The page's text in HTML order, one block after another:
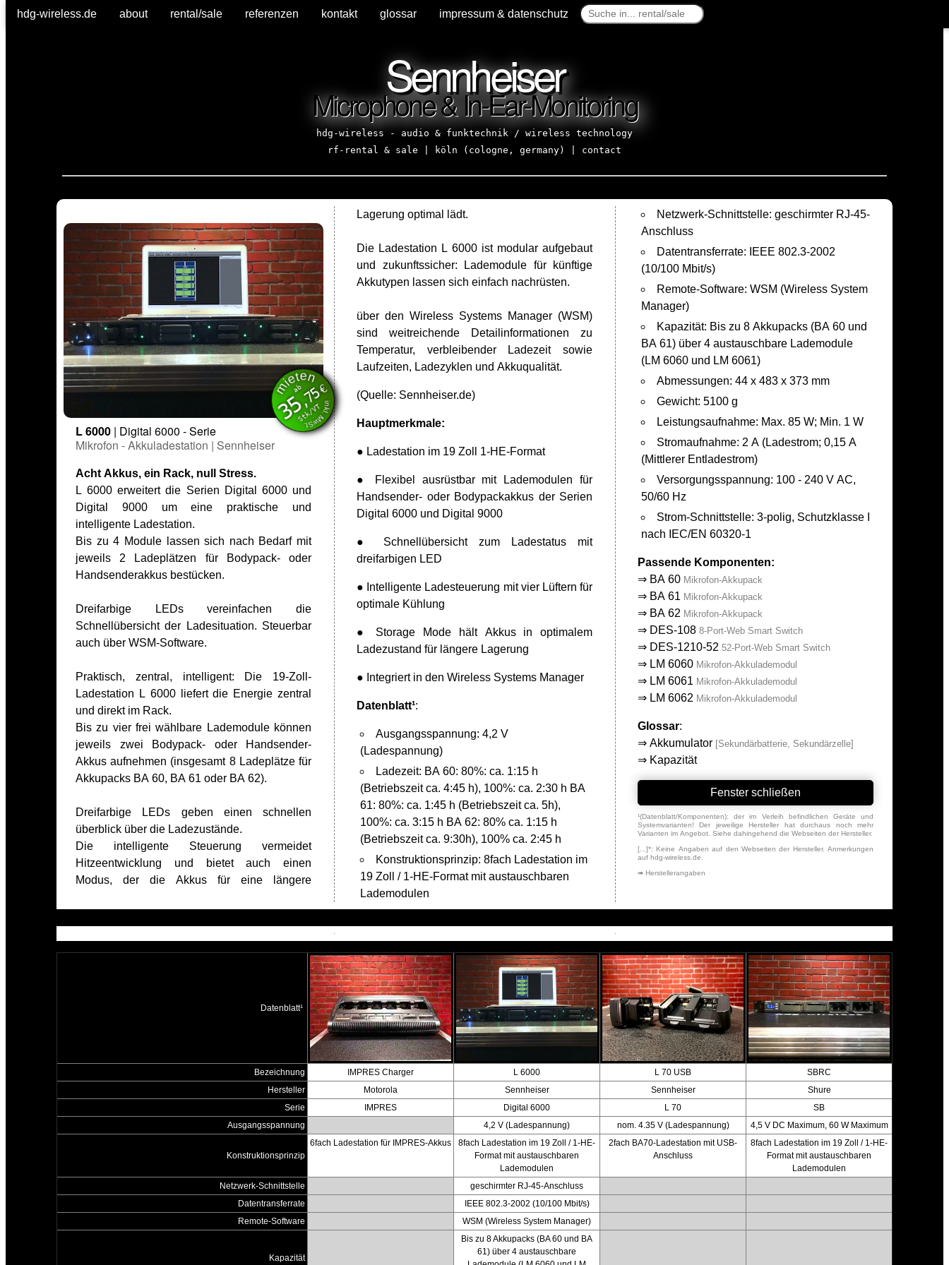
hdg-wireless.de about rental/sale referenzen kontakt glossar impressum & datenschutz
Sennheiser
Microphone & In-Ear-Monitoring
hdg-wireless - audio & funktechnik / wireless technology
rf-rental & sale | köln (cologne, germany) | contact
mieten
inkl. MwSt.
ab
35,75€
Stk/VT
L 6000 | Digital 6000 - Serie
Mikrofon - Akkuladestation | Sennheiser
Acht Akkus, ein Rack, null Stress.
L 6000 erweitert die Serien Digital 6000 und
Digital 9000 um eine praktische und
intelligente Ladestation.
Bis zu 4 Module lassen sich nach Bedarf mit
jeweils 2 Ladeplätzen für Bodypack- oder
Handsenderakkus bestücken.
Dreifarbige LEDs vereinfachen die
Schnellübersicht der Ladesituation. Steuerbar
auch über WSM-Software.
Praktisch, zentral, intelligent: Die 19-Zoll-
Ladestation L 6000 liefert die Energie zentral
und direkt im Rack.
Bis zu vier frei wählbare Lademodule können
jeweils zwei Bodypack- oder Handsender-
Akkus aufnehmen (insgesamt 8 Ladeplätze für
Akkupacks BA 60, BA 61 oder BA 62).
Dreifarbige LEDs geben einen schnellen
überblick über die Ladezustände.
Die intelligente Steuerung vermeidet
Hitzeentwicklung und bietet auch einen
Modus, der die Akkus für eine längere
Lagerung optimal lädt.
Die Ladestation L 6000 ist modular aufgebaut
und zukunftssicher: Lademodule für künftige
Akkutypen lassen sich einfach nachrüsten.
über den Wireless Systems Manager (WSM)
sind weitreichende Detailinformationen zu
Temperatur, verbleibender Ladezeit sowie
Laufzeiten, Ladezyklen und Akkuqualität.
(Quelle: Sennheiser.de)
Hauptmerkmale:
● Ladestation im 19 Zoll 1-HE-Format
● Flexibel ausrüstbar mit Lademodulen für
Handsender- oder Bodypackakkus der Serien
Digital 6000 und Digital 9000
● Schnellübersicht zum Ladestatus mit
dreifarbigen LED
● Intelligente Ladesteuerung mit vier Lüftern für
optimale Kühlung
● Storage Mode hält Akkus in optimalem
Ladezustand für längere Lagerung
● Integriert in den Wireless Systems Manager
Datenblatt¹:
Ausgangsspannung: 4,2 V
(Ladespannung)
Ladezeit: BA 60: 80%: ca. 1:15 h
(Betriebszeit ca. 4:45 h), 100%: ca. 2:30 h BA
61: 80%: ca. 1:45 h (Betriebszeit ca. 5h),
100%: ca. 3:15 h BA 62: 80% ca. 1:15 h
(Betriebszeit ca. 9:30h), 100% ca. 2:45 h
Konstruktionsprinzip: 8fach Ladestation im
19 Zoll / 1-HE-Format mit austauschbaren
Lademodulen
Netzwerk-Schnittstelle: geschirmter RJ-45-
Anschluss
Datentransferrate: IEEE 802.3-2002
(10/100 Mbit/s)
Remote-Software: WSM (Wireless System
Manager)
Kapazität: Bis zu 8 Akkupacks (BA 60 und
BA 61) über 4 austauschbare Lademodule
(LM 6060 und LM 6061)
Abmessungen: 44 x 483 x 373 mm
Gewicht: 5100 g
Leistungsaufnahme: Max. 85 W; Min. 1 W
Stromaufnahme: 2 A (Ladestrom; 0,15 A
(Mittlerer Entladestrom)
Versorgungsspannung: 100 - 240 V AC,
50/60 Hz
Strom-Schnittstelle: 3-polig, Schutzklasse I
nach IEC/EN 60320-1
Passende Komponenten:
⇒ BA 60 Mikrofon-Akkupack
⇒ BA 61 Mikrofon-Akkupack
⇒ BA 62 Mikrofon-Akkupack
⇒ DES-108 8-Port-Web Smart Switch
⇒ DES-1210-52 52-Port-Web Smart Switch
⇒ LM 6060 Mikrofon-Akkulademodul
⇒ LM 6061 Mikrofon-Akkulademodul
⇒ LM 6062 Mikrofon-Akkulademodul
Glossar:
⇒ Akkumulator [Sekundärbatterie, Sekundärzelle]
⇒ Kapazität
Fenster schließen
¹(Datenblatt/Komponenten): der im Verleih befindlichen Geräte und
Systemvarianten! Der jeweilige Hersteller hat durchaus noch mehr
Varianten im Angebot. Siehe dahingehend die Webseiten der Hersteller.
[...]*: Keine Angaben auf den Webseiten der Hersteller. Anmerkungen
auf hdg-wireless.de.
➠ Herstellerangaben
Datenblatt¹
Bezeichnung IMPRES Charger L 6000 L 70 USB
SBRC
Hersteller
Motorola Sennheiser Sennheiser
Shure
Serie
IMPRES Digital 6000 L 70
SB
Ausgangsspannung
4,2 V (Ladespannung) nom. 4.35 V (Ladespannung) 4,5 V DC Maximum, 60 W Maximum
Konstruktionsprinzip
6fach Ladestation für IMPRES-Akkus
8fach Ladestation im 19 Zoll / 1-HE-
Format mit austauschbaren
Lademodulen
2fach BA70-Ladestation mit USB-
Anschluss
8fach Ladestation im 19 Zoll / 1-HE-
Format mit austauschbaren
Lademodulen
Netzwerk-Schnittstelle
geschirmter RJ-45-Anschluss
Datentransferrate
IEEE 802.3-2002 (10/100 Mbit/s)
Remote-Software
WSM (Wireless System Manager)
Kapazität
Bis zu 8 Akkupacks (BA 60 und BA
61) über 4 austauschbare